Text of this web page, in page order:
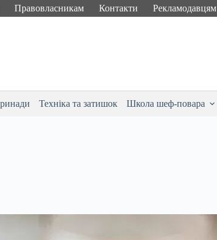
Правовласникам Контакти Рекламодавцям
Техніка та затишок Школа шеф-повара